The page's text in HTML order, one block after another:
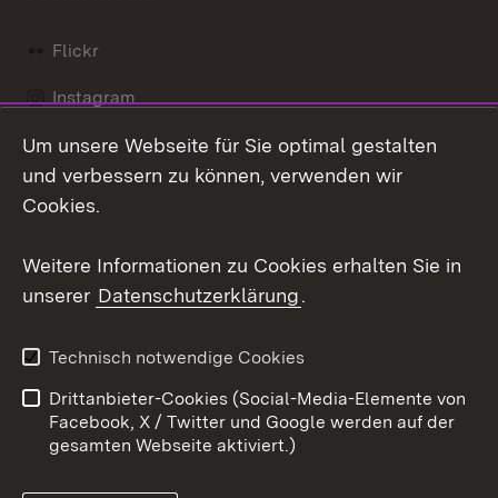
Flickr
Instagram
Social Wall
Barrierefreiheit
Benutzungshinweise
Impressum
Cookies
Um unsere Webseite für Sie optimal gestalten
und verbessern zu können, verwenden wir
Cookies.
Weitere Informationen zu Cookies erhalten Sie in
unserer Datenschutzerklärung.
Technisch notwendige Cookies
Drittanbieter-Cookies (Social-Media-Elemente von
Facebook, X / Twitter und Google werden auf der
gesamten Webseite aktiviert.)